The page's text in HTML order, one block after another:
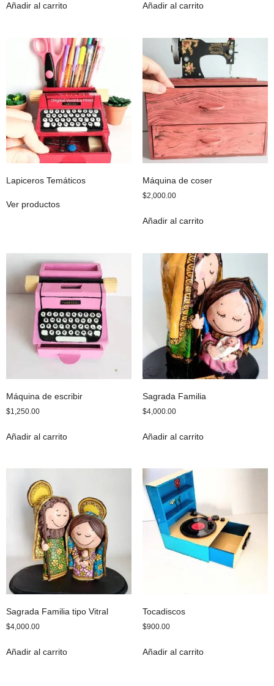
Añadir al carrito Añadir al carrito
Lapiceros Temáticos
Ver productos
Máquina de coser
$2,000.00
Añadir al carrito
Máquina de escribir
$1,250.00
Añadir al carrito
Sagrada Familia
$4,000.00
Añadir al carrito
Sagrada Familia tipo Vitral
$4,000.00
Añadir al carrito
Tocadiscos
$900.00
Añadir al carrito